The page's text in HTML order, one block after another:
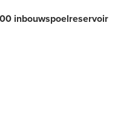
inbouwspoelreservoir